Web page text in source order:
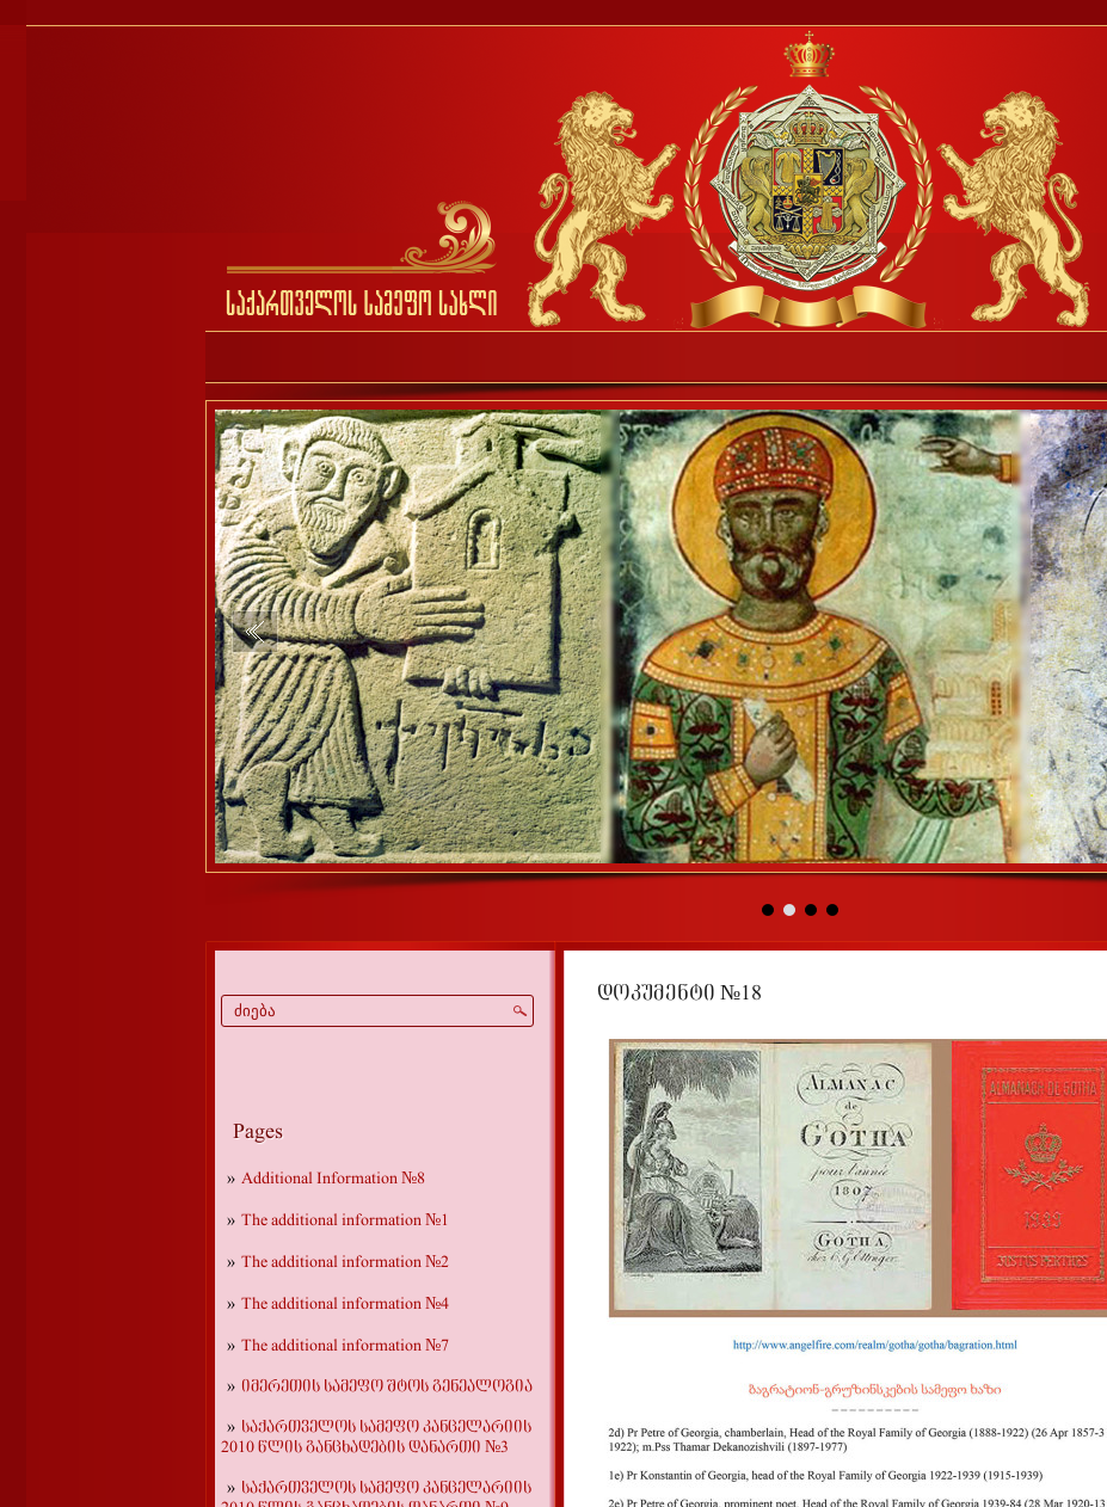
Pages
Additional Information №8
The additional information №1
The additional information №2
The additional information №4
The additional information №7
იმერეთის სამეფო შტოს გენეალოგია
საქართველოს სამეფო კანცელარიის
2010 წლის განცხადების დანართი №3
საქართველოს სამეფო კანცელარიის
დოკუმენტი №18